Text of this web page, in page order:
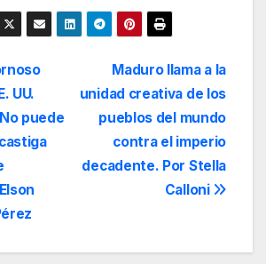
Maduro llama a la
unidad creativa de los
pueblos del mundo
contra el imperio
decadente. Por Stella
Calloni
UU.
puede